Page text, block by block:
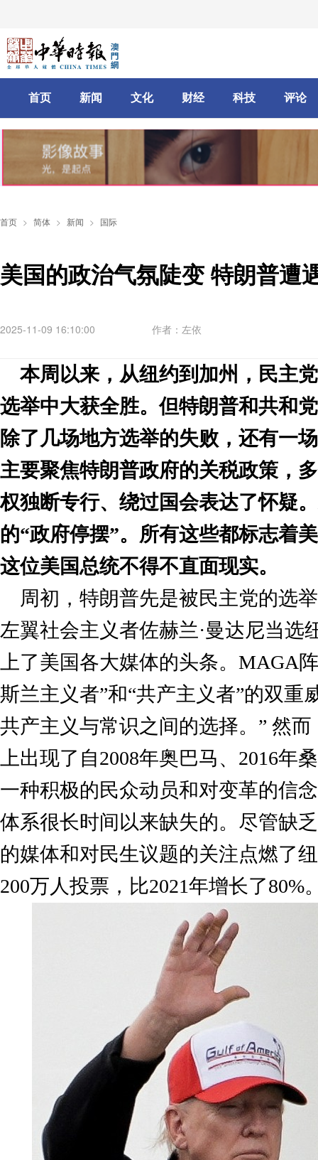
首页 新闻 文化 财经 科技 评论
首页 > 简体 > 新闻 > 国际
美国的政治气氛陡变 特朗普遭
2025-11-09 16:10:00 作者：左依
本周以来，从纽约到加州，民主
选举中大获全胜。但特朗普和共和
除了几场地方选举的失败，还有一
主要聚焦特朗普政府的关税政策，
权独断专行、绕过国会表达了怀疑
的“政府停摆”。所有这些都标志着
这位美国总统不得不直面现实。
周初，特朗普先是被民主党的选
左翼社会主义者佐赫兰·曼达尼当选
上了美国各大媒体的头条。MAGA
斯兰主义者”和“共产主义者”的双重
共产主义与常识之间的选择。” 然
上出现了自2008年奥巴马、2016年
一种积极的民众动员和对变革的信
体系很长时间以来缺失的。尽管缺
的媒体和对民生议题的关注点燃了
200万人投票，比2021年增长了80%